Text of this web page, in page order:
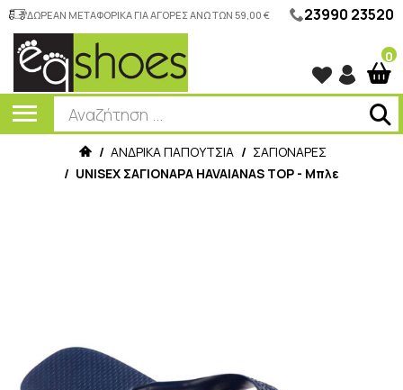
ΔΩΡΕΑΝ ΜΕΤΑΦΟΡΙΚΑ ΓΙΑ ΑΓΟΡΕΣ ΑΝΩ ΤΩΝ 59,00 € 23990 23520
0
/ ΑΝΔΡΙΚΑ ΠΑΠΟΥΤΣΙΑ / ΣΑΓΙΟΝΑΡΕΣ
/ UNISEX ΣΑΓΙΟΝΑΡΑ HAVAIANAS TOP - Μπλε